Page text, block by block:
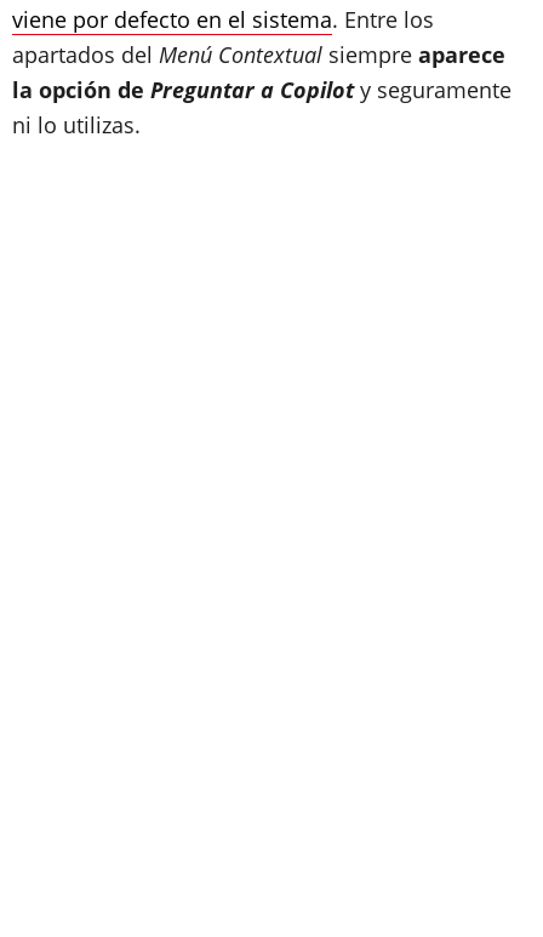
viene por defecto en el sistema. Entre los
apartados del Menú Contextual siempre aparece
la opción de Preguntar a Copilot y seguramente
ni lo utilizas.